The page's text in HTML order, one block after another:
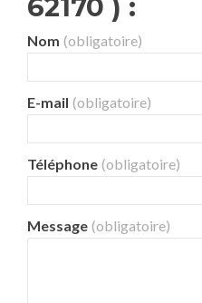
62170 ) :
Nom (obligatoire)
E-mail (obligatoire)
Téléphone (obligatoire)
Message (obligatoire)